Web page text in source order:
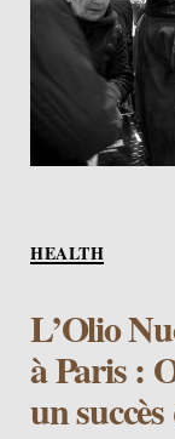
HEALTH
L’Olio
à Paris :
un